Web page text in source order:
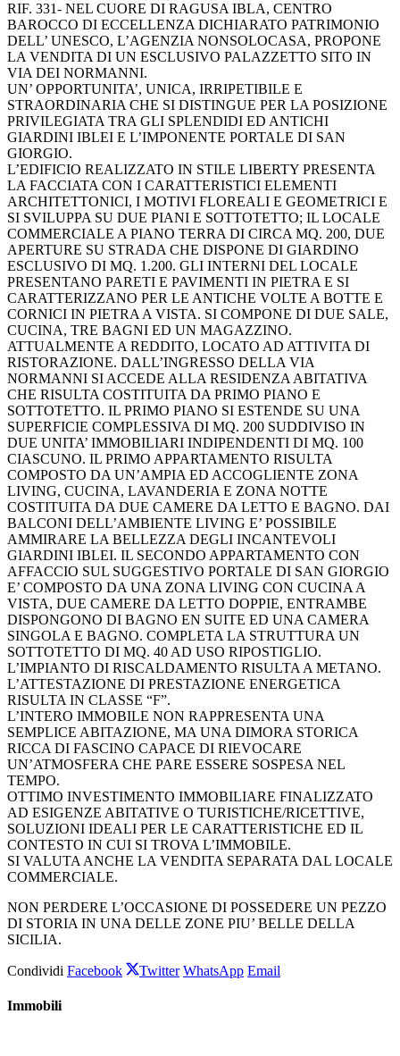
RIF. 331- NEL CUORE DI RAGUSA IBLA, CENTRO
BAROCCO DI ECCELLENZA DICHIARATO PATRIMONIO
DELL’ UNESCO, L’AGENZIA NONSOLOCASA, PROPONE
LA VENDITA DI UN ESCLUSIVO PALAZZETTO SITO IN
VIA DEI NORMANNI.
UN’ OPPORTUNITA’, UNICA, IRRIPETIBILE E
STRAORDINARIA CHE SI DISTINGUE PER LA POSIZIONE
PRIVILEGIATA TRA GLI SPLENDIDI ED ANTICHI
GIARDINI IBLEI E L’IMPONENTE PORTALE DI SAN
GIORGIO.
L’EDIFICIO REALIZZATO IN STILE LIBERTY PRESENTA
LA FACCIATA CON I CARATTERISTICI ELEMENTI
ARCHITETTONICI, I MOTIVI FLOREALI E GEOMETRICI E
SI SVILUPPA SU DUE PIANI E SOTTOTETTO; IL LOCALE
COMMERCIALE A PIANO TERRA DI CIRCA MQ. 200, DUE
APERTURE SU STRADA CHE DISPONE DI GIARDINO
ESCLUSIVO DI MQ. 1.200. GLI INTERNI DEL LOCALE
PRESENTANO PARETI E PAVIMENTI IN PIETRA E SI
CARATTERIZZANO PER LE ANTICHE VOLTE A BOTTE E
CORNICI IN PIETRA A VISTA. SI COMPONE DI DUE SALE,
CUCINA, TRE BAGNI ED UN MAGAZZINO.
ATTUALMENTE A REDDITO, LOCATO AD ATTIVITA DI
RISTORAZIONE. DALL’INGRESSO DELLA VIA
NORMANNI SI ACCEDE ALLA RESIDENZA ABITATIVA
CHE RISULTA COSTITUITA DA PRIMO PIANO E
SOTTOTETTO. IL PRIMO PIANO SI ESTENDE SU UNA
SUPERFICIE COMPLESSIVA DI MQ. 200 SUDDIVISO IN
DUE UNITA’ IMMOBILIARI INDIPENDENTI DI MQ. 100
CIASCUNO. IL PRIMO APPARTAMENTO RISULTA
COMPOSTO DA UN’AMPIA ED ACCOGLIENTE ZONA
LIVING, CUCINA, LAVANDERIA E ZONA NOTTE
COSTITUITA DA DUE CAMERE DA LETTO E BAGNO. DAI
BALCONI DELL’AMBIENTE LIVING E’ POSSIBILE
AMMIRARE LA BELLEZZA DEGLI INCANTEVOLI
GIARDINI IBLEI. IL SECONDO APPARTAMENTO CON
AFFACCIO SUL SUGGESTIVO PORTALE DI SAN GIORGIO
E’ COMPOSTO DA UNA ZONA LIVING CON CUCINA A
VISTA, DUE CAMERE DA LETTO DOPPIE, ENTRAMBE
DISPONGONO DI BAGNO EN SUITE ED UNA CAMERA
SINGOLA E BAGNO. COMPLETA LA STRUTTURA UN
SOTTOTETTO DI MQ. 40 AD USO RIPOSTIGLIO.
L’IMPIANTO DI RISCALDAMENTO RISULTA A METANO.
L’ATTESTAZIONE DI PRESTAZIONE ENERGETICA
RISULTA IN CLASSE “F”.
L’INTERO IMMOBILE NON RAPPRESENTA UNA
SEMPLICE ABITAZIONE, MA UNA DIMORA STORICA
RICCA DI FASCINO CAPACE DI RIEVOCARE
UN’ATMOSFERA CHE PARE ESSERE SOSPESA NEL
TEMPO.
OTTIMO INVESTIMENTO IMMOBILIARE FINALIZZATO
AD ESIGENZE ABITATIVE O TURISTICHE/RICETTIVE,
SOLUZIONI IDEALI PER LE CARATTERISTICHE ED IL
CONTESTO IN CUI SI TROVA L’IMMOBILE.
SI VALUTA ANCHE LA VENDITA SEPARATA DAL LOCALE
COMMERCIALE.
NON PERDERE L’OCCASIONE DI POSSEDERE UN PEZZO
DI STORIA IN UNA DELLE ZONE PIU’ BELLE DELLA
SICILIA.
Condividi Facebook Twitter WhatsApp Email
Immobili